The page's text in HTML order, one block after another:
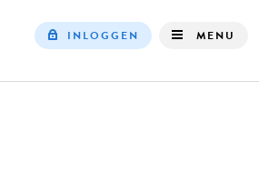
INLOGGEN MENU